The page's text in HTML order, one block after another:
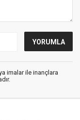
imalar ile inançlara